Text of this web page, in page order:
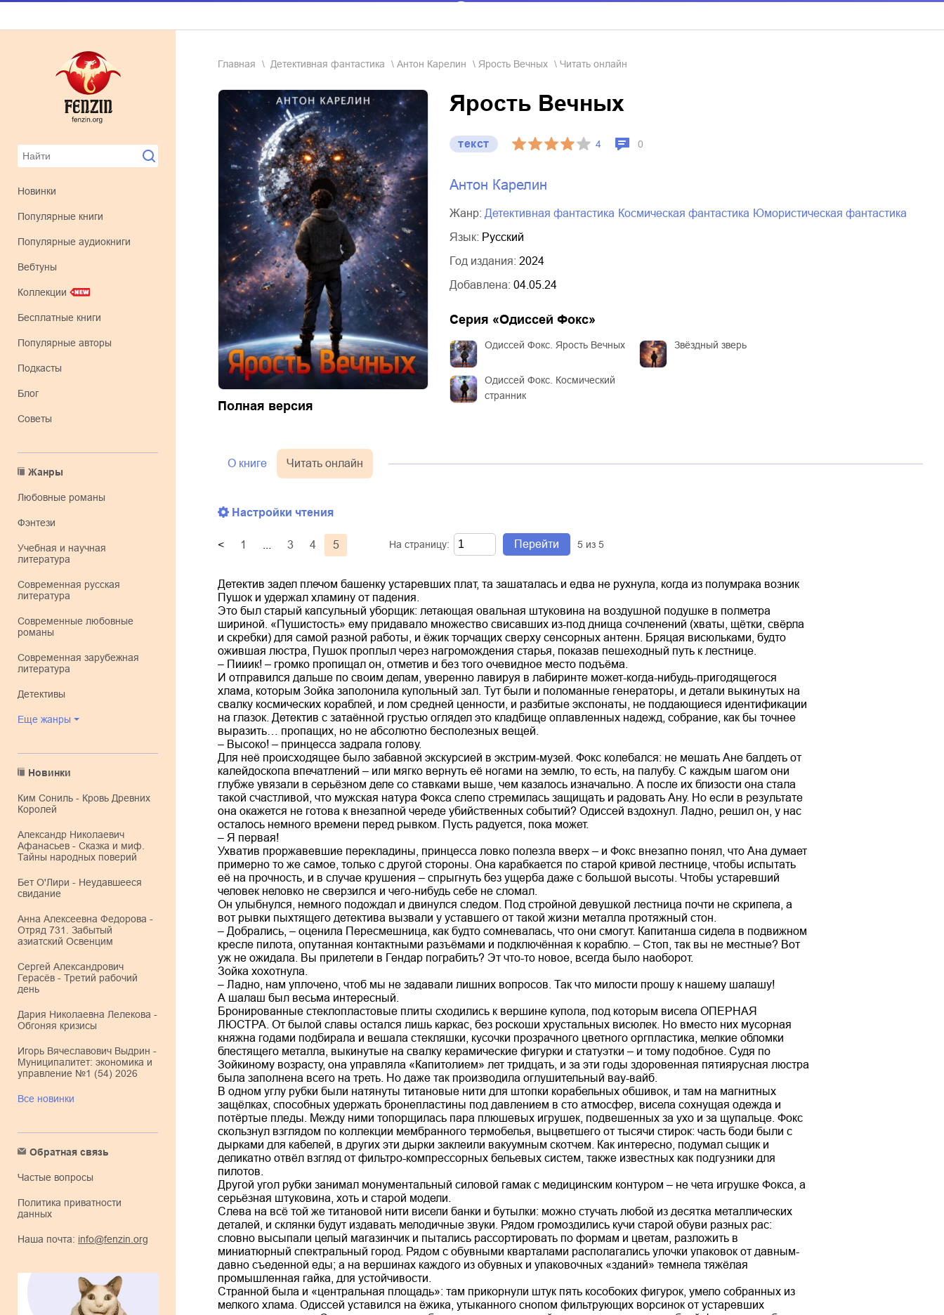
Новинки
Популярные книги
Популярные аудиокниги
Вебтуны
Коллекции
Бесплатные книги
Популярные авторы
Подкасты
Блог
Советы
Жанры
любовные романы
фэнтези
учебная и научная
литература
современная русская
литература
современные любовные
романы
современная зарубежная
литература
детективы
Еще жанры
Новинки
Ким Сониль - Кровь Древних
Королей
Александр Николаевич
Афанасьев - Сказка и миф.
Тайны народных поверий
Бет О'Лири - Неудавшееся
свидание
Анна Алексеевна Федорова -
Отряд 731. Забытый
азиатский Освенцим
Сергей Александрович
Герасёв - Третий рабочий
день
Дария Николаевна Лелекова -
Обгоняя кризисы
Игорь Вячеславович Выдрин -
Муниципалитет: экономика и
управление №1 (54) 2026
Все новинки
Обратная связь
Частые вопросы
Политика приватности
данных
Наша почта: info@fenzin.org
Главная детективная фантастика Антон Карелин Ярость Вечных Читать онлайн
Полная версия
Ярость Вечных
текст 4 0
Антон Карелин
Жанр: детективная фантастика космическая фантастика
юмористическая фантастика
Язык: Русский
Год издания: 2024
Добавлена: 04.05.24
Серия «Одиссей Фокс»
Одиссей Фокс. Ярость Вечных Звёздный зверь
Одиссей Фокс. Космический
странник
О книге Читать онлайн
Настройки чтения
< 1 3 4 5 На страницу: Перейти 5 из 5
Детектив задел плечом башенку устаревших плат, та зашаталась и едва не рухнула, когда из полумрака возник
Пушок и удержал хламину от падения.
Это был старый капсульный уборщик: летающая овальная штуковина на воздушной подушке в полметра
шириной. «Пушистость» ему придавало множество свисавших из-под днища сочленений (хваты, щётки, свёрла
и скребки) для самой разной работы, и ёжик торчащих сверху сенсорных антенн. Бряцая висюльками, будто
ожившая люстра, Пушок проплыл через нагромождения старья, показав пешеходный путь к лестнице.
– Пииик! – громко пропищал он, отметив и без того очевидное место подъёма.
И отправился дальше по своим делам, уверенно лавируя в лабиринте может-когда-нибудь-пригодящегося
хлама, которым Зойка заполонила купольный зал. Тут были и поломанные генераторы, и детали выкинутых на
свалку космических кораблей, и лом средней ценности, и разбитые экспонаты, не поддающиеся идентификации
на глазок. Детектив с затаённой грустью оглядел это кладбище оплавленных надежд, собрание, как бы точнее
выразить… пропащих, но не абсолютно бесполезных вещей.
– Высоко! – принцесса задрала голову.
Для неё происходящее было забавной экскурсией в экстрим-музей. Фокс колебался: не мешать Ане балдеть от
калейдоскопа впечатлений – или мягко вернуть её ногами на землю, то есть, на палубу. С каждым шагом они
глубже увязали в серьёзном деле со ставками выше, чем казалось изначально. А после их близости она стала
такой счастливой, что мужская натура Фокса слепо стремилась защищать и радовать Ану. Но если в результате
она окажется не готова к внезапной череде убийственных событий? Одиссей вздохнул. Ладно, решил он, у нас
осталось немного времени перед рывком. Пусть радуется, пока может.
– Я первая!
Ухватив проржавевшие перекладины, принцесса ловко полезла вверх – и Фокс внезапно понял, что Ана думает
примерно то же самое, только с другой стороны. Она карабкается по старой кривой лестнице, чтобы испытать
её на прочность, и в случае крушения – спрыгнуть без ущерба даже с большой высоты. Чтобы устаревший
человек неловко не сверзился и чего-нибудь себе не сломал.
Он улыбнулся, немного подождал и двинулся следом. Под стройной девушкой лестница почти не скрипела, а
вот рывки пыхтящего детектива вызвали у уставшего от такой жизни металла протяжный стон.
– Добрались, – оценила Пересмешница, как будто сомневалась, что они смогут. Капитанша сидела в подвижном
кресле пилота, опутанная контактными разъёмами и подключённая к кораблю. – Стоп, так вы не местные? Вот
уж не ожидала. Вы прилетели в Гендар пограбить? Эт что-то новое, всегда было наоборот.
Зойка хохотнула.
– Ладно, нам уплочено, чтоб мы не задавали лишних вопросов. Так что милости прошу к нашему шалашу!
А шалаш был весьма интересный.
Бронированные стеклопластовые плиты сходились к вершине купола, под которым висела ОПЕРНАЯ
ЛЮСТРА. От былой славы остался лишь каркас, без роскоши хрустальных висюлек. Но вместо них мусорная
княжна годами подбирала и вешала стекляшки, кусочки прозрачного цветного оргпластика, мелкие обломки
блестящего металла, выкинутые на свалку керамические фигурки и статуэтки – и тому подобное. Судя по
Зойкиному возрасту, она управляла «Капитолием» лет тридцать, и за эти годы здоровенная пятиярусная люстра
была заполнена всего на треть. Но даже так производила оглушительный вау-вайб.
В одном углу рубки были натянуты титановые нити для штопки корабельных обшивок, и там на магнитных
защёлках, способных удержать бронепластины под давлением в сто атмосфер, висела сохнущая одежда и
потёртые пледы. Между ними топорщилась пара плюшевых игрушек, подвешенных за ухо и за щупальце. Фокс
скользнул взглядом по коллекции мембранного термобелья, выцветшего от тысячи стирок: часть боди были с
дырками для кабелей, в других эти дырки заклеили вакуумным скотчем. Как интересно, подумал сыщик и
деликатно отвёл взгляд от фильтро-компрессорных бельевых систем, также известных как подгузники для
пилотов.
Другой угол рубки занимал монументальный силовой гамак с медицинским контуром – не чета игрушке Фокса, а
серьёзная штуковина, хоть и старой модели.
Слева на всё той же титановой нити висели банки и бутылки: можно стучать любой из десятка металлических
деталей, и склянки будут издавать мелодичные звуки. Рядом громоздились кучи старой обуви разных рас:
словно высыпали целый магазинчик и пытались рассортировать по формам и цветам, разложить в
миниатюрный спектральный город. Рядом с обувными кварталами располагались улочки упаковок от давным-
давно съеденной еды; а на вершинах каждого из обувных и упаковочных «зданий» темнела тяжёлая
промышленная гайка, для устойчивости.
Странной была и «центральная площадь»: там прикорнули штук пять кособоких фигурок, умело собранных из
мелкого хлама. Одиссей уставился на ёжика, утыканного снопом фильтрующих ворсинок от устаревших